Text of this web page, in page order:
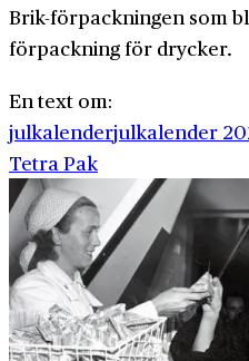
Brik-förpackningen som
förpackning för drycker.
En text om:
julkalenderjulkalender
Tetra Pak